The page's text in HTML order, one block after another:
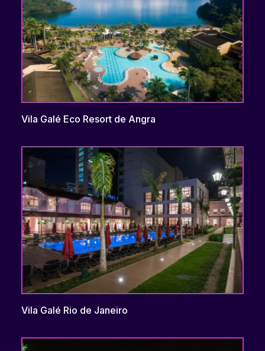
Vila Galé Eco Resort de Angra
Vila Galé Rio de Janeiro